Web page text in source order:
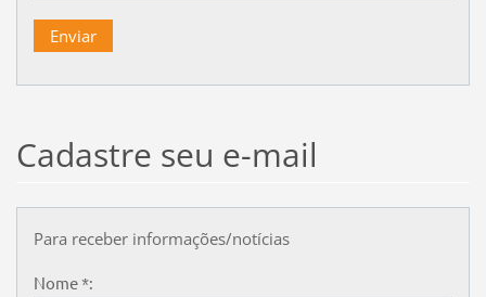
Cadastre seu e-mail
Para receber informações/notícias
Nome *: